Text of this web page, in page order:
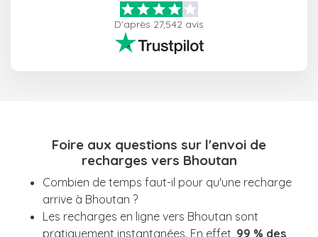
D'après 27,542 avis
Foire aux questions sur l'envoi de
recharges vers Bhoutan
Combien de temps faut-il pour qu'une recharge
arrive à Bhoutan ?
Les recharges en ligne vers Bhoutan sont
pratiquement instantanées. En effet, 99 % des